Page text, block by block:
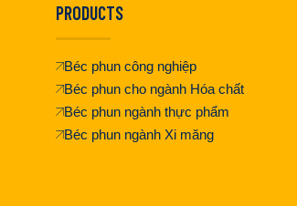
PRODUCTS
Béc phun công nghiệp
Béc phun cho ngành Hóa chất
Béc phun ngành thực phẩm
Béc phun ngành Xi măng